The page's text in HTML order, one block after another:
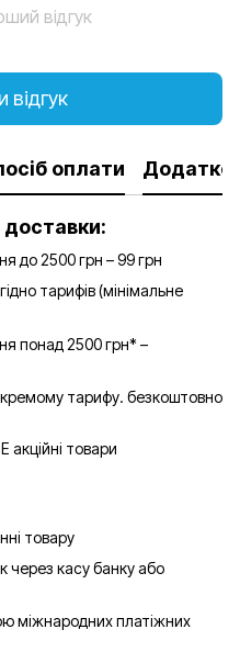
відгук
відгук
оплати
доставки:
до 2500 грн – 99 грн
тарифів (мінімальне
понад 2500 грн* –
тарифу. безкоштовно
акційні товари
товару
через касу банку або
міжнародних платіжних